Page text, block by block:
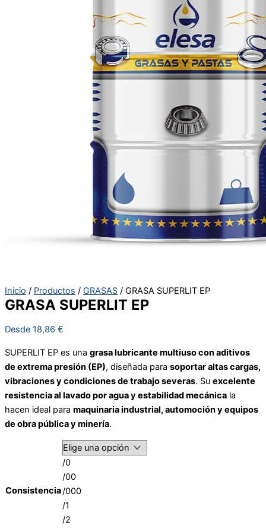
Inicio / Productos / GRASAS / GRASA SUPERLIT EP
GRASA SUPERLIT EP
Desde 18,86 €
SUPERLIT EP es una grasa lubricante multiuso con aditivos
de extrema presión (EP), diseñada para soportar altas cargas,
vibraciones y condiciones de trabajo severas. Su excelente
resistencia al lavado por agua y estabilidad mecánica la
hacen ideal para maquinaria industrial, automoción y equipos
de obra pública y minería.
Consistencia
/0
/00
/000
/1
/2